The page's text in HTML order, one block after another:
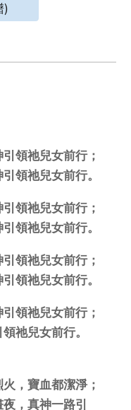
)
領祂兒女前行；
領祂兒女前行。
領祂兒女前行；
領祂兒女前行。
領祂兒女前行；
領祂兒女前行。
領祂兒女前行；
祂兒女前行。
，寶血都潔淨；
，真神一路引